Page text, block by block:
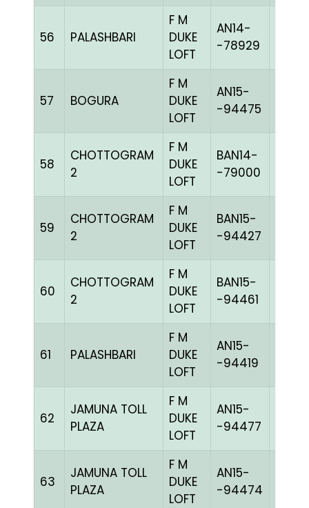
56 PALASHBARI
F M
DUKE
LOFT
AN14-
-78929
57 BOGURA
F M
DUKE
LOFT
AN15-
-94475
58
CHOTTOGRAM
2
F M
DUKE
LOFT
BAN14-
-79000
59
CHOTTOGRAM
2
F M
DUKE
LOFT
BAN15-
-94427
60
CHOTTOGRAM
2
F M
DUKE
LOFT
BAN15-
-94461
61 PALASHBARI
F M
DUKE
LOFT
AN15-
-94419
62
JAMUNA TOLL
PLAZA
F M
DUKE
LOFT
AN15-
-94477
63
JAMUNA TOLL
PLAZA
F M
DUKE
LOFT
AN15-
-94474